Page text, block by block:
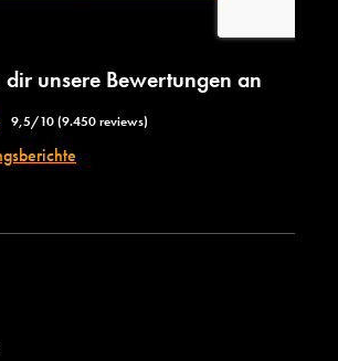
dir unsere Bewertungen an
9,5/10 (9.450 reviews)